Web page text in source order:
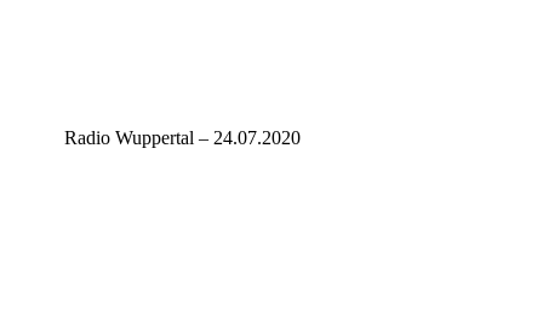
Radio Wuppertal – 24.07.2020